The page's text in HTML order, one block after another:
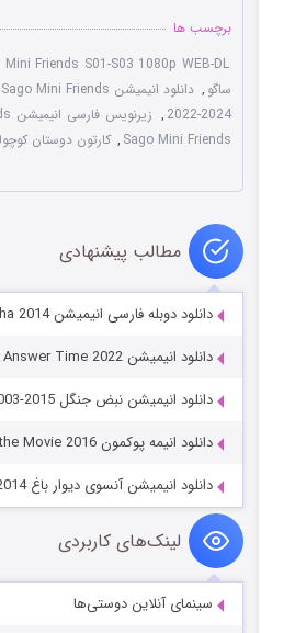
برچسب ها
Mini Friends S01-S03 1080p WEB-DL
ساگو , دانلود انیمیشن Sago Mini Friends فصل 1 تا 3
2022-2024
, زیرنویس فارسی انیمیشن Sago Mini Friends
Sago Mini Friends
, کارتون دوستان
مطالب پیشنهادی
دانلود دوبله فارسی انیمیشن Appleseed Alpha 2014
دانلود انیمیشن StoryBots: Answer Time 2022
دانلود انیمیشن نبض جنگل Jungle Beat 2003-2015
دانلود انیمه پوکمون Pokémon the Movie 2016
دانلود انیمیشن آنسوی دیوار باغ Over the Garden Wall 2014
لینک‌های کاربردی
سینمای آنلاین دوستی‌ها